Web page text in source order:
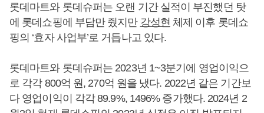
롯데마트와 롯데슈퍼는 오랜 기간 실적이 부진했던 탓
에 롯데쇼핑에 부담만 줬지만 강성현 체제 이후 롯데쇼
핑의 ‘효자 사업부’로 거듭나고 있다.
롯데마트와 롯데슈퍼는 2023년 1~3분기에 영업이익으
로 각각 800억 원, 270억 원을 냈다. 2022년 같은 기간보
다 영업이익이 각각 89.9%, 1496% 증가했다. 2024년 2